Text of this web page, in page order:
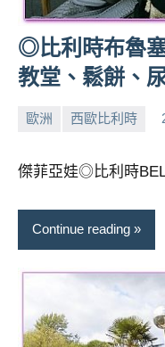
◎比利時布魯
教堂、鬆餅、
歐洲 西歐比利時
No
傑菲亞娃◎比利時
Continue reading